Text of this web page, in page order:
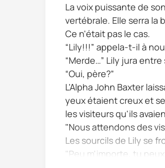
La voix puissante de
vertébrale. Elle serra la
Ce n'était pas le cas.
“Lily!!!” appela-t-il à
“Merde…” Lily jura
“Oui, père?”
L'Alpha John Baxter
yeux étaient creux et
les visiteurs qu'ils
"Nous attendons des
Les sourcils de Lily se
"Peu m'importe, tu